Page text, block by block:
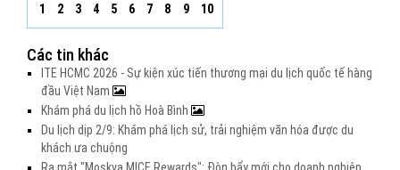
1 2 3 4 5 6 7 8 9 10
Các tin khác
ITE HCMC 2026 - Sự kiện xúc tiến thương mại du lịch quốc tế hàng
đầu Việt Nam
Khám phá du lịch hồ Hoà Bình
Du lịch dịp 2/9: Khám phá lịch sử, trải nghiệm văn hóa được du
khách ưa chuộng